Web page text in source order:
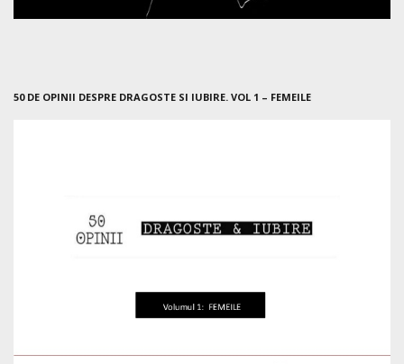
50 DE OPINII DESPRE DRAGOSTE SI IUBIRE. VOL 1 – FEMEILE